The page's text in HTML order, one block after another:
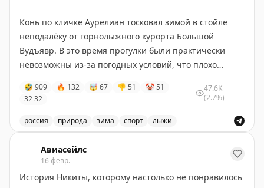
Конь по кличке Аурелиан тосковал зимой в стойле
неподалёку от горнолыжного курорта Большой
Вудъявр. В это время прогулки были практически
невозможны из-за погодных условий, что плохо
психологическом состоянии животного.
Хозяин уже было начал бить тревогу, но решение
быстро нашлось в одном из местных спортивных
магазинов.
Аурелиан не единственное животное, катающееся по
🤣 909 🔥 132 🤯 67 👎 51 🤡51
3232
47.6K
(2.7%)
россия природа зима спорт лыжи
Авиасейлс
16 февр.
История Никиты, которому настолько не понравилось